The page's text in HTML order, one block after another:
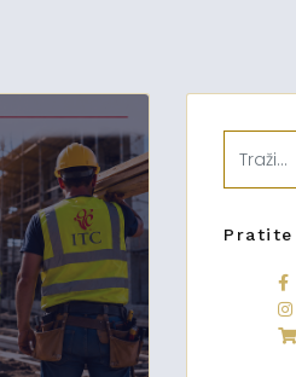
Pratite